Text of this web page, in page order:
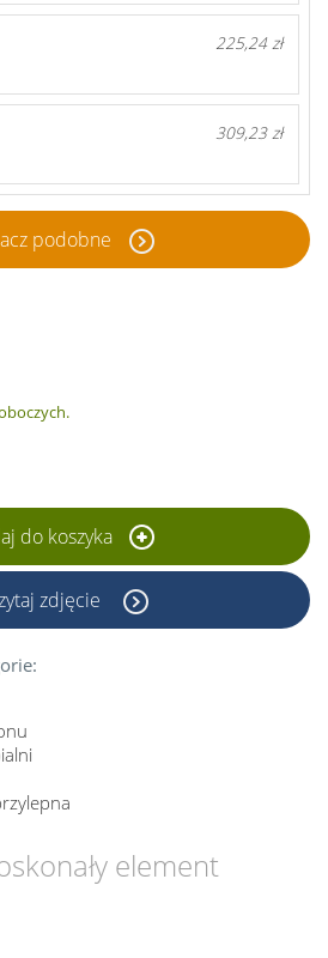
225,24 zł
309,23 zł
podobne
do koszyka
zdjęcie
element